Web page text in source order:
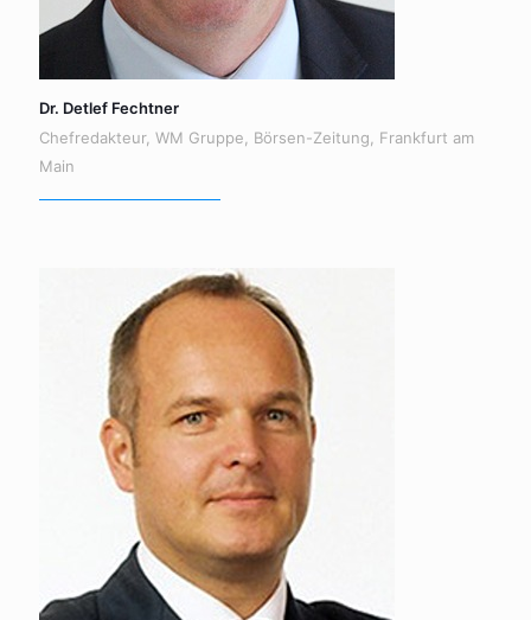
Dr. Detlef Fechtner
Chefredakteur, WM Gruppe, Börsen-Zeitung, Frankfurt am
Main